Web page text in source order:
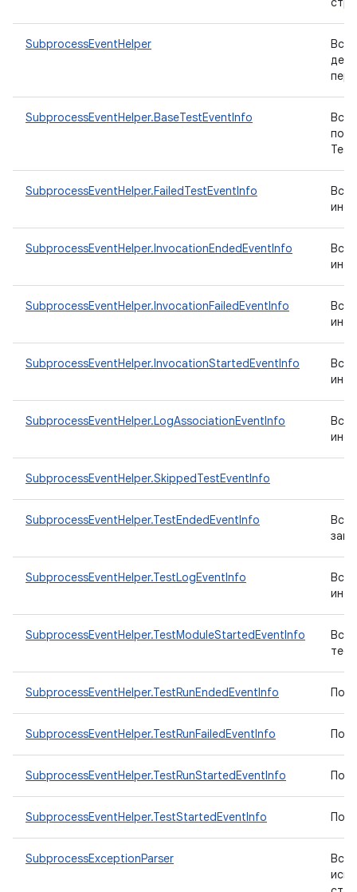
SubprocessEventHelper
SubprocessEventHelper.BaseTestEventInfo
SubprocessEventHelper.FailedTestEventInfo
SubprocessEventHelper.InvocationEndedEventInfo
SubprocessEventHelper.InvocationFailedEventInfo
SubprocessEventHelper.InvocationStartedEventInfo
SubprocessEventHelper.LogAssociationEventInfo
SubprocessEventHelper.SkippedTestEventInfo
SubprocessEventHelper.TestEndedEventInfo
SubprocessEventHelper.TestLogEventInfo
SubprocessEventHelper.TestModuleStartedEventInfo
SubprocessEventHelper.TestRunEndedEventInfo
SubprocessEventHelper.TestRunFailedEventInfo
SubprocessEventHelper.TestRunStartedEventInfo
SubprocessEventHelper.TestStartedEventInfo
SubprocessExceptionParser